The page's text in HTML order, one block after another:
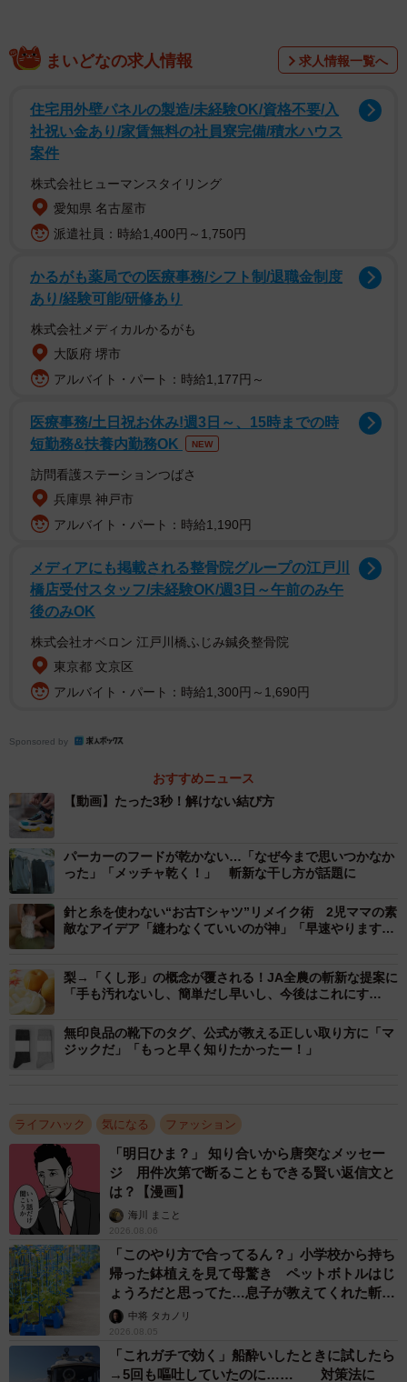
まいどなの求人情報 求人情報一覧へ
住宅用外壁パネルの製造/未経験OK/資格不要/入
社祝い金あり/家賃無料の社員寮完備/積水ハウス
案件
株式会社ヒューマンスタイリング
愛知県 名古屋市
派遣社員：時給1,400円～1,750円
かるがも薬局での医療事務/シフト制/退職金制度
あり/経験可能/研修あり
株式会社メディカルかるがも
大阪府 堺市
アルバイト・パート：時給1,177円～
医療事務/土日祝お休み!週3日～、15時までの時
短勤務&扶養内勤務OK
NEW
訪問看護ステーションつばさ
兵庫県 神戸市
アルバイト・パート：時給1,190円
メディアにも掲載される整骨院グループの江戸川
橋店受付スタッフ/未経験OK/週3日～午前のみ午
後のみOK
株式会社オベロン 江戸川橋ふじみ鍼灸整骨院
東京都 文京区
アルバイト・パート：時給1,300円～1,690円
Sponsored by
おすすめニュース
【動画】たった3秒！解けない結び方
パーカーのフードが乾かない…「なぜ今まで思いつかなか
った」「メッチャ乾く！」 斬新な干し方が話題に
針と糸を使わない“お古Tシャツ”リメイク術 2児ママの素
敵なアイデア「縫わなくていいのが神」「早速やります」
梨→「くし形」の概念が覆される！JA全農の斬新な提案に
「手も汚れないし、簡単だし早いし、今後はこれにす
無印良品の靴下のタグ、公式が教える正しい取り方に「マ
ジックだ」「もっと早く知りたかったー！」
ライフハック 気になる ファッション
「明日ひま？」 知り合いから唐突なメッセー
ジ 用件次第で断ることもできる賢い返信文と
は？【漫画】
海川 まこと
2026.08.06
「このやり方で合ってるん？」小学校から持ち
帰った鉢植えを見て母驚き ペットボトルはじ
ょうろだと思ってた…息子が教えてくれた斬新
な水やりとは
中将 タカノリ
2026.08.05
「これガチで効く」船酔いしたときに試したら
→5回も嘔吐していたのに…… 対策法に